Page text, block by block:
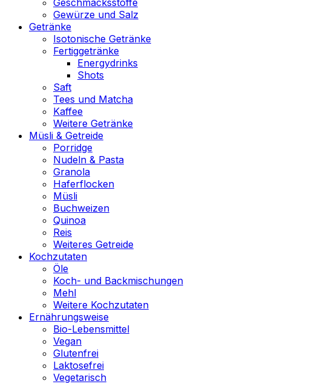
Gewürze und Salz
Getränke
Isotonische Getränke
Fertiggetränke
Energydrinks
Shots
Saft
Tees und Matcha
Kaffee
Weitere Getränke
Müsli & Getreide
Porridge
Nudeln & Pasta
Granola
Haferflocken
Müsli
Buchweizen
Quinoa
Reis
Weiteres Getreide
Kochzutaten
Öle
Koch- und Backmischungen
Mehl
Weitere Kochzutaten
Ernährungsweise
Bio-Lebensmittel
Vegan
Glutenfrei
Laktosefrei
Vegetarisch